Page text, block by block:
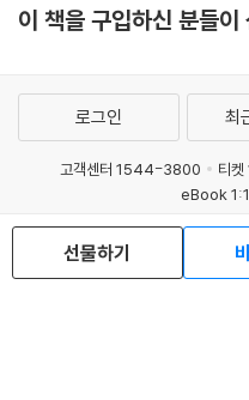
이 책을 구입하신 분들이
선물하기
로그인 최
고객센터 1544-3800 티
eBook
예스이십사(
이용약관
개인정